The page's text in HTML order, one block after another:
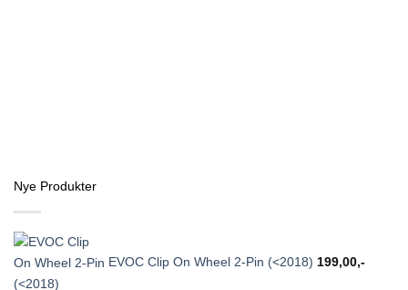
Nye Produkter
EVOC Clip On Wheel 2-Pin (<2018) 199,00,-